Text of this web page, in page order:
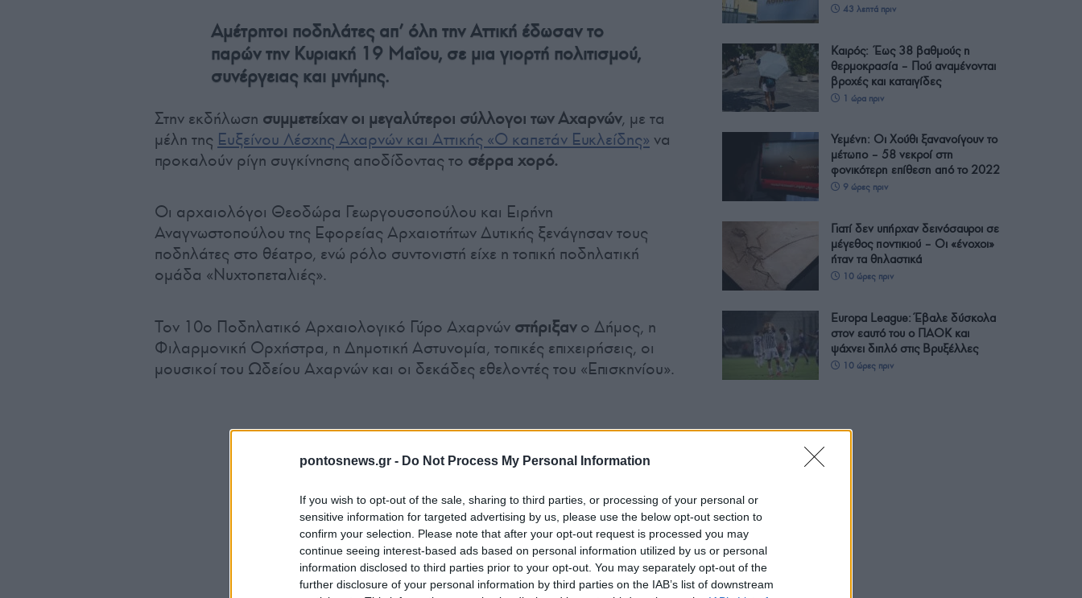
pontosnews.gr - Do Not Process My Personal Information
If you wish to opt-out of the sale, sharing to third parties, or processing of your personal or
sensitive information for targeted advertising by us, please use the below opt-out section to
confirm your selection. Please note that after your opt-out request is processed you may
continue seeing interest-based ads based on personal information utilized by us or personal
information disclosed to third parties prior to your opt-out. You may separately opt-out of the
further disclosure of your personal information by third parties on the IAB’s list of downstream
Αμέτρητοι ποδηλάτες απ’ όλη την Αττική έδωσαν το
παρών την Κυριακή 19 Μαΐου, σε μια γιορτή πολιτισμού,
συνέργειας και μνήμης.
Στην εκδήλωση συμμετείχαν οι μεγαλύτεροι σύλλογοι των Αχαρνών, με τα
μέλη της Ευξείνου Λέσχης Αχαρνών και Αττικής «Ο καπετάν Ευκλείδης» να
προκαλούν ρίγη συγκίνησης αποδίδοντας το σέρρα χορό.
Οι αρχαιολόγοι Θεοδώρα Γεωργουσοπούλου και Ειρήνη
Αναγνωστοπούλου της Εφορείας Αρχαιοτήτων Δυτικής ξενάγησαν τους
ποδηλάτες στο θέατρο, ενώ ρόλο συντονιστή είχε η τοπική ποδηλατική
ομάδα «Νυχτοπεταλιές».
Τον 10ο Ποδηλατικό Αρχαιολογικό Γύρο Αχαρνών στήριξανο Δήμος, η
Φιλαρμονική Ορχήστρα, η Δημοτική Αστυνομία, τοπικές επιχειρήσεις, οι
μουσικοί του Ωδείου Αχαρνών και οι δεκάδες εθελοντές του «Επισκηνίου».
43 λεπτά πριν
Καιρός: Έως 38 βαθμούς η
θερμοκρασία – Πού αναμένονται
βροχές και καταιγίδες
1 ώρα πριν
Υεμένη: Οι Χούθι ξανανοίγουν το
μέτωπο – 58 νεκροί στη
φονικότερη επίθεση από το 2022
9 ώρες πριν
Γιατί δεν υπήρχαν δεινόσαυροι σε
μέγεθος ποντικιού – Οι «ένοχοι»
ήταν τα θηλαστικά
10 ώρες πριν
Europa League: Έβαλε δύσκολα
στον εαυτό του ο ΠΑΟΚ και
ψάχνει διπλό στις Βρυξέλλες
10 ώρες πριν